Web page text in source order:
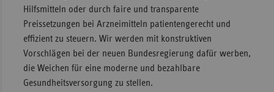
Hilfsmitteln oder durch faire und transparente
Preissetzungen bei Arzneimitteln patientengerecht und
effizient zu steuern. Wir werden mit konstruktiven
Vorschlägen bei der neuen Bundesregierung dafür werben,
die Weichen für eine moderne und bezahlbare
Gesundheitsversorgung zu stellen.